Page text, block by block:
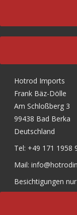
Hotrod Imports
Frank Bäz-Dölle
Am Schloßberg 3
99438 Bad Berka
Deutschland
Tel: +49 171 1958
Mail:
Besichtigungen